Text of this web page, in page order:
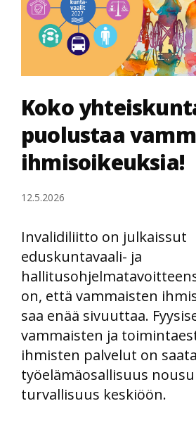
Koko
puolustaa
ihmisoikeuksia!
12.5.2026
Invalidiliitto on julkaissut
eduskuntavaali- ja
on, että vammaisten
saa enää sivuuttaa.
vammaisten ja
ihmisten palvelut on
työelämäosallisuus
turvallisuus keskiöön.